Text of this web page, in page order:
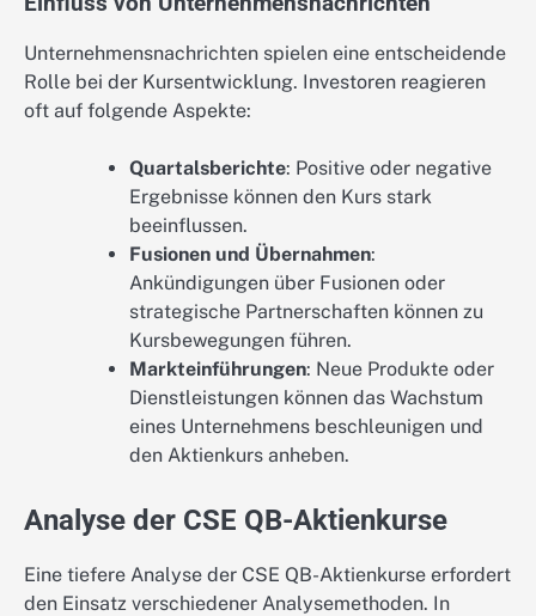
Unternehmensnachrichten spielen eine entscheidende
Rolle bei der Kursentwicklung. Investoren reagieren
oft auf folgende Aspekte:
Quartalsberichte: Positive oder negative
Ergebnisse können den Kurs stark
beeinflussen.
Fusionen und Übernahmen:
Ankündigungen über Fusionen oder
strategische Partnerschaften können zu
Kursbewegungen führen.
Markteinführungen: Neue Produkte oder
Dienstleistungen können das Wachstum
eines Unternehmens beschleunigen und
den Aktienkurs anheben.
Analyse der CSE QB-Aktienkurse
Eine tiefere Analyse der CSE QB-Aktienkurse erfordert
den Einsatz verschiedener Analysemethoden. In